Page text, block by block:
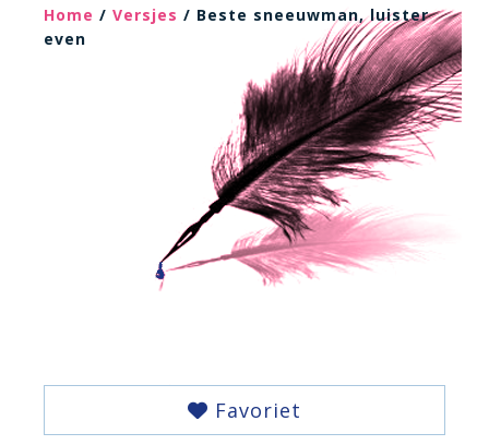
Home / Versjes / Beste sneeuwman, luister
even
Favoriet